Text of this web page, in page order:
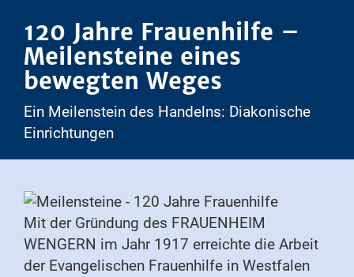
120 Jahre Frauenhilfe –
Meilensteine eines
bewegten Weges
Ein Meilenstein des Handelns: Diakonische
Einrichtungen
Mit der Gründung des FRAUENHEIM
WENGERN im Jahr 1917 erreichte die Arbeit
der Evangelischen Frauenhilfe in Westfalen